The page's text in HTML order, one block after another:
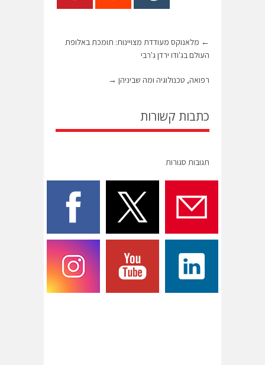
← מלאנוקס מעודדת מצויינות: תומכת באלופת
העולם בג'ודו ירדן ג'רבי
רפואה, טכנולוגיה ומה שביניהן →
כתבות קשורות
תגובות סגורות